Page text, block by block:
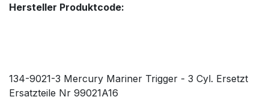
Hersteller Produktcode:
134-9021-3 Mercury Mariner Trigger - 3 Cyl. Ersetzt
Ersatzteile Nr 99021A16